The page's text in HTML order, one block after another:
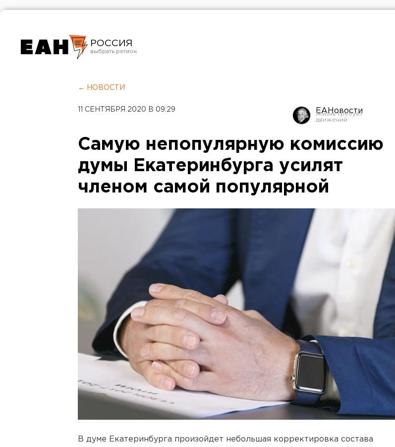
РОССИЯ
Челябинск
← НОВОСТИ
11 СЕНТЯБРЯ 2020 В 09:29 ЕАНовости
Самую непопулярную комиссию
думы Екатеринбурга усилят
членом самой популярной
В думе Екатеринбурга произойдет небольшая корректировка состава